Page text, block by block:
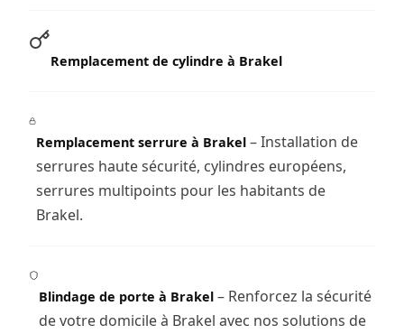
Remplacement de cylindre à Brakel
Remplacement serrure à Brakel – Installation de
serrures haute sécurité, cylindres européens,
serrures multipoints pour les habitants de
Brakel.
Blindage de porte à Brakel – Renforcez la sécurité
de votre domicile à Brakel avec nos solutions de